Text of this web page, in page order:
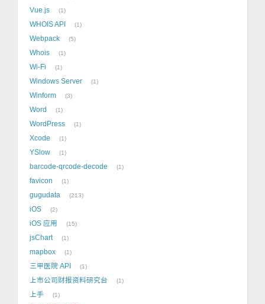
Vue.js 1
WHOIS API 1
Webpack 5
Whois 1
Wi-Fi 1
Windows Server 1
Winform 3
Word 1
WordPress 1
Xcode 1
YSlow 1
barcode-qrcode-decode 1
favicon 1
gugudata 213
iOS 2
iOS 应用 15
jsChart 1
mapbox 1
三甲医院 API 1
上市公司财报资料研究台 1
上手 1